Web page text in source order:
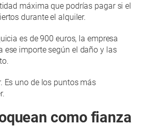
máxima que podrías pagar si el
durante el alquiler.
es de 900 euros, la empresa
ese importe según el daño y las
Es uno de los puntos más
como fianza